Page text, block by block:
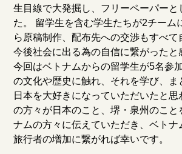
生目線で大発掘し、フリーペーパーと
た。 留学生を含む学生たちが2チーム
ら原稿制作、配布先への交渉もすべて
今後社会に出る為の自信に繋がったと
今回はベトナムからの留学生が5名参
の文化や歴史に触れ、それを学び、ま
日本を大好きになっていただいたと思
の方々が日本のこと、堺・泉州のこと
ナムの方々に伝えていただき、ベトナ
旅行者の増加に繋がれば幸いです。